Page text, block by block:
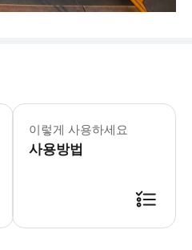
이렇게 사용하세요
사용방법